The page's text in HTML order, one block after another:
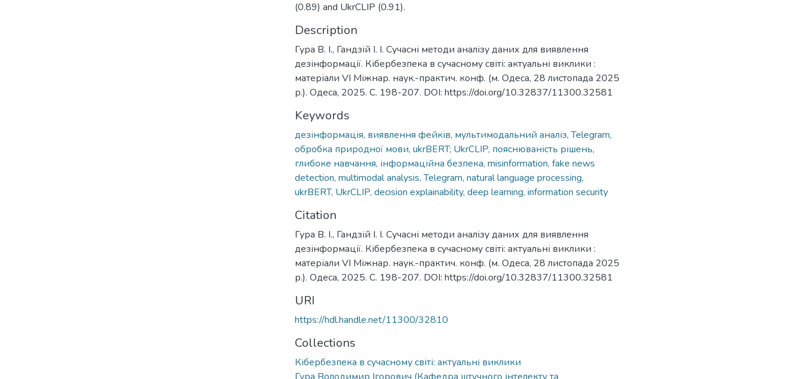
(0.89) and UkrCLIP (0.91).
Description
Гура В. І., Гандзій І. І. Сучасні методи аналізу даних для виявлення
дезінформації. Кібербезпека в сучасному світі: актуальні виклики :
матеріали VI Міжнар. наук.-практич. конф. (м. Одеса, 28 листопада 2025
р.). Одеса, 2025. С. 198-207. DOI: https://doi.org/10.32837/11300.32581
Keywords
дезінформація, виявлення фейків, мультимодальний аналіз, Telegram,
обробка природної мови, ukrBERT; UkrCLIP, пояснюваність рішень,
глибоке навчання, інформаційна безпека, misinformation, fake news
detection, multimodal analysis, Telegram, natural language processing,
ukrBERT, UkrCLIP, decision explainability, deep learning, information security
Citation
Гура В. І., Гандзій І. І. Сучасні методи аналізу даних для виявлення
дезінформації. Кібербезпека в сучасному світі: актуальні виклики :
матеріали VI Міжнар. наук.-практич. конф. (м. Одеса, 28 листопада 2025
р.). Одеса, 2025. С. 198-207. DOI: https://doi.org/10.32837/11300.32581
URI
https://hdl.handle.net/11300/32810
Collections
Кібербезпека в сучасному світі: актуальні виклики